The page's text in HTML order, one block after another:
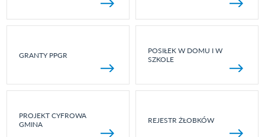
GRANTY PPGR
POSIŁEK W DOMU I W
SZKOLE
PROJEKT CYFROWA
GMINA
REJESTR ŻŁOBKÓW